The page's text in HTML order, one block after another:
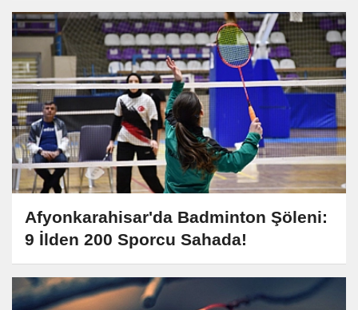
Afyonkarahisar'da Badminton Şöleni:
9 İlden 200 Sporcu Sahada!